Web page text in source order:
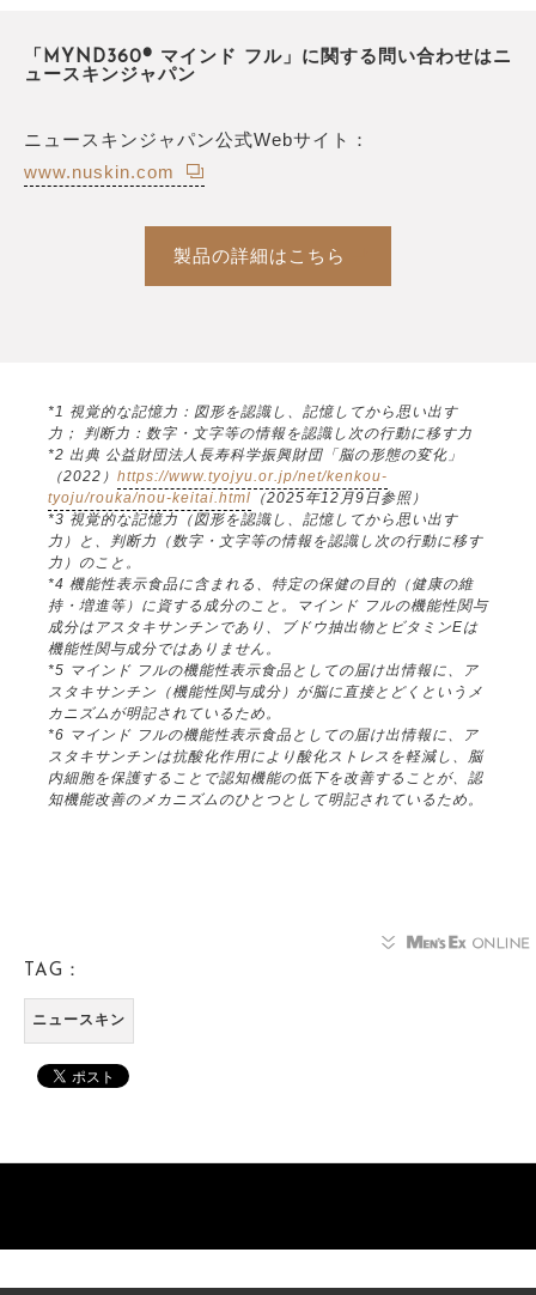
「MYND360® マインド フル」に関する問い合わせはニ
ュースキンジャパン
ニュースキンジャパン公式Webサイト：
www.nuskin.com
製品の詳細はこちら
*1 視覚的な記憶力：図形を認識し、記憶してから思い出す
力； 判断力：数字・文字等の情報を認識し次の行動に移す力
*2 出典 公益財団法人長寿科学振興財団「脳の形態の変化」
（2022） https://www.tyojyu.or.jp/net/kenkou-
tyoju/rouka/nou-keitai.html （2025年12月9日参照）
*3 視覚的な記憶力（図形を認識し、記憶してから思い出す
力）と、判断力（数字・文字等の情報を認識し次の行動に移す
力）のこと。
*4 機能性表示食品に含まれる、特定の保健の目的（健康の維
持・増進等）に資する成分のこと。マインド フルの機能性関与
成分はアスタキサンチンであり、ブドウ抽出物とビタミンEは
機能性関与成分ではありません。
*5 マインド フルの機能性表示食品としての届け出情報に、ア
スタキサンチン（機能性関与成分）が脳に直接とどくというメ
カニズムが明記されているため。
*6 マインド フルの機能性表示食品としての届け出情報に、ア
スタキサンチンは抗酸化作用により酸化ストレスを軽減し、脳
内細胞を保護することで認知機能の低下を改善することが、認
知機能改善のメカニズムのひとつとして明記されているため。
TAG：
ニュースキン